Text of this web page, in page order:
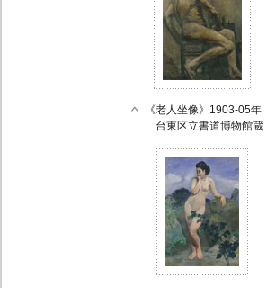
《老人坐像》1903‐05年
台東区立書道博物館蔵